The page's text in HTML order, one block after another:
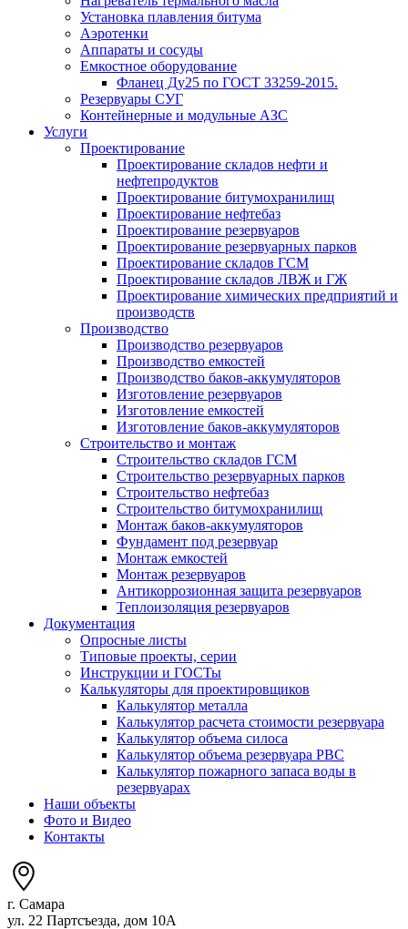
Установка плавления битума
Аэротенки
Аппараты и сосуды
Емкостное оборудование
Фланец Ду25 по ГОСТ 33259-2015.
Резервуары СУГ
Контейнерные и модульные АЗС
Услуги
Проектирование
Проектирование складов нефти и
нефтепродуктов
Проектирование битумохранилищ
Проектирование нефтебаз
Проектирование резервуаров
Проектирование резервуарных парков
Проектирование складов ГСМ
Проектирование складов ЛВЖ и ГЖ
Проектирование химических предприятий и
производств
Производство
Производство резервуаров
Производство емкостей
Производство баков-аккумуляторов
Изготовление резервуаров
Изготовление емкостей
Изготовление баков-аккумуляторов
Строительство и монтаж
Строительство складов ГСМ
Строительство резервуарных парков
Строительство нефтебаз
Строительство битумохранилищ
Монтаж баков-аккумуляторов
Фундамент под резервуар
Монтаж емкостей
Монтаж резервуаров
Антикоррозионная защита резервуаров
Теплоизоляция резервуаров
Документация
Опросные листы
Типовые проекты, серии
Инструкции и ГОСТы
Калькуляторы для проектировщиков
Калькулятор металла
Калькулятор расчета стоимости резервуара
Калькулятор объема силоса
Калькулятор объема резервуара РВС
Калькулятор пожарного запаса воды в
резервуарах
Наши объекты
Фото и Видео
Контакты
г. Самара
ул. 22 Партсъезда, дом 10А